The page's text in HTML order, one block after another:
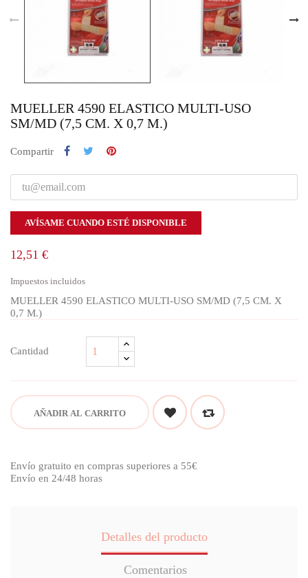
MUELLER 4590 ELASTICO MULTI-USO
SM/MD (7,5 CM. X 0,7 M.)
Compartir
AVÍSAME CUANDO ESTÉ DISPONIBLE
12,51 €
Impuestos incluidos
MUELLER 4590 ELASTICO MULTI-USO SM/MD (7,5 CM. X
0,7 M.)
Cantidad
AÑADIR AL CARRITO
Envío gratuito en compras superiores a 55€
Envío en 24/48 horas
Detalles del producto
Comentarios